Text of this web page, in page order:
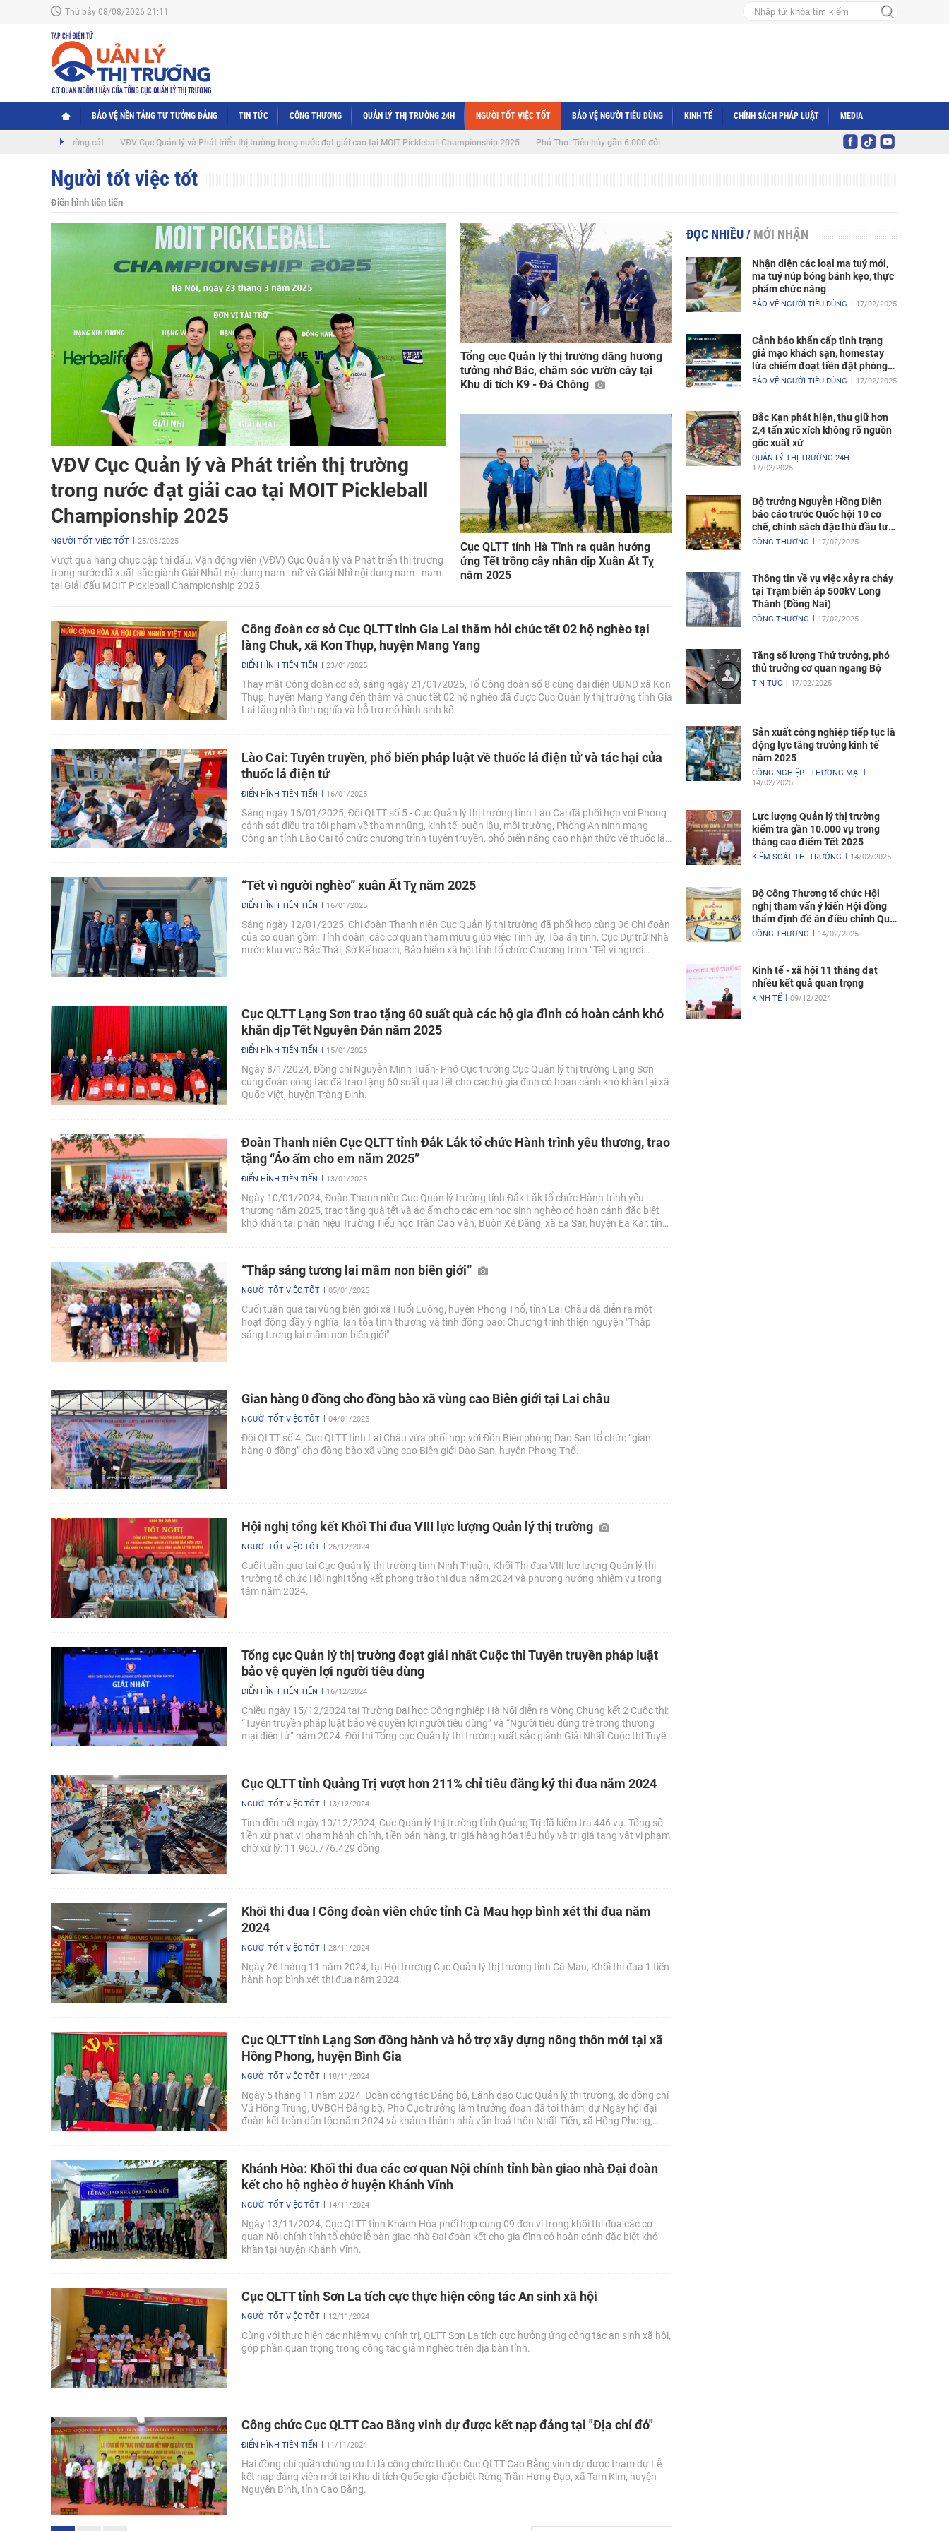
Thứ bảy 08/08/2026 21:11
BẢO VỆ NỀN TẢNG TƯ TƯỞNG ĐẢNG TIN TỨC CÔNG THƯƠNG QUẢN LÝ THỊ TRƯỜNG 24H NGƯỜI TỐT VIỆC TỐT BẢO VỆ NGƯỜI TIÊU DÙNG KINH TẾ CHÍNH SÁCH PHÁP LUẬT MEDIA
VĐV Cục Quản lý và Phát triển thị trường trong nước đạt giải cao tại MOIT Pickleball Championship 2025 Phú Thọ: Tiêu hủy gần 6.000 đôi giày giả mạo nhãn hiệu NIKE, adidas Giá xăng bật tăng trở lại, RON 95 vượt
Người tốt việc tốt
Điển hình tiên tiến
VĐV Cục Quản lý và Phát triển thị trường
trong nước đạt giải cao tại MOIT Pickleball
Championship 2025
NGƯỜI TỐT VIỆC TỐT 25/03/2025
Vượt qua hàng chục cặp thi đấu, Vận động viên (VĐV) Cục Quản lý và Phát triển thị trường
trong nước đã xuất sắc giành Giải Nhất nội dung nam - nữ và Giải Nhì nội dung nam - nam
tại Giải đấu MOIT Pickleball Championship 2025.
Tổng cục Quản lý thị trường dâng hương
tưởng nhớ Bác, chăm sóc vườn cây tại
Khu di tích K9 - Đá Chông
Cục QLTT tỉnh Hà Tĩnh ra quân hưởng
ứng Tết trồng cây nhân dịp Xuân Ất Tỵ
năm 2025
Công đoàn cơ sở Cục QLTT tỉnh Gia Lai thăm hỏi chúc tết 02 hộ nghèo tại
làng Chuk, xã Kon Thụp, huyện Mang Yang
ĐIỂN HÌNH TIÊN TIẾN 23/01/2025
Thay mặt Công đoàn cơ sở, sáng ngày 21/01/2025, Tổ Công đoàn số 8 cùng đại diện UBND xã Kon
Thụp, huyện Mang Yang đến thăm và chúc tết 02 hộ nghèo đã được Cục Quản lý thị trường tỉnh Gia
Lai tặng nhà tình nghĩa và hỗ trợ mô hình sinh kế.
Lào Cai: Tuyên truyền, phổ biến pháp luật về thuốc lá điện tử và tác hại của
thuốc lá điện tử
ĐIỂN HÌNH TIÊN TIẾN 16/01/2025
Sáng ngày 16/01/2025, Đội QLTT số 5 - Cục Quản lý thị trường tỉnh Lào Cai đã phối hợp với Phòng
cảnh sát điều tra tội phạm về tham nhũng, kinh tế, buôn lậu, môi trường, Phòng An ninh mạng -
Công an tỉnh Lào Cai tổ chức chương trình tuyên truyền, phổ biến nâng cao nhận thức về thuốc lá
“Tết vì người nghèo” xuân Ất Tỵ năm 2025
ĐIỂN HÌNH TIÊN TIẾN 16/01/2025
Sáng ngày 12/01/2025, Chi đoàn Thanh niên Cục Quản lý thị trường đã phối hợp cùng 06 Chi đoàn
của cơ quan gồm: Tỉnh đoàn, các cơ quan tham mưu giúp việc Tỉnh ủy, Tòa án tỉnh, Cục Dự trữ Nhà
nước khu vực Bắc Thái, Sở Kế hoạch, Bảo hiểm xã hội tỉnh tổ chức Chương trình “Tết vì người
Cục QLTT Lạng Sơn trao tặng 60 suất quà các hộ gia đình có hoàn cảnh khó
khăn dịp Tết Nguyên Đán năm 2025
ĐIỂN HÌNH TIÊN TIẾN 15/01/2025
Ngày 8/1/2024, Đồng chí Nguyễn Minh Tuấn- Phó Cục trưởng Cục Quản lý thị trường Lạng Sơn
cùng đoàn công tác đã trao tặng 60 suất quà tết cho các hộ gia đình có hoàn cảnh khó khăn tại xã
Quốc Việt, huyện Tràng Định.
Đoàn Thanh niên Cục QLTT tỉnh Đắk Lắk tổ chức Hành trình yêu thương, trao
tặng “Áo ấm cho em năm 2025”
ĐIỂN HÌNH TIÊN TIẾN 13/01/2025
Ngày 10/01/2024, Đoàn Thanh niên Cục Quản lý trường tỉnh Đắk Lắk tổ chức Hành trình yêu
thương năm 2025, trao tặng quà tết và áo ấm cho các em học sinh nghèo có hoàn cảnh đặc biệt
khó khăn tại phân hiệu Trường Tiểu học Trần Cao Vân, Buôn Xê Đăng, xã Ea Sar, huyện Ea Kar, tỉnh
“Thắp sáng tương lai mầm non biên giới”
NGƯỜI TỐT VIỆC TỐT 05/01/2025
Cuối tuần qua tại vùng biên giới xã Huổi Luông, huyện Phong Thổ, tỉnh Lai Châu đã diễn ra một
hoạt động đầy ý nghĩa, lan tỏa tình thương và tình đồng bào: Chương trình thiện nguyện "Thắp
sáng tương lai mầm non biên giới".
Gian hàng 0 đồng cho đồng bào xã vùng cao Biên giới tại Lai châu
NGƯỜI TỐT VIỆC TỐT 04/01/2025
Đội QLTT số 4, Cục QLTT tỉnh Lai Châu vừa phối hợp với Đồn Biên phòng Dào San tổ chức “gian
hàng 0 đồng” cho đồng bào xã vùng cao Biên giới Dào San, huyện Phong Thổ.
Hội nghị tổng kết Khối Thi đua VIII lực lượng Quản lý thị trường
NGƯỜI TỐT VIỆC TỐT 26/12/2024
Cuối tuần qua tại Cục Quản lý thị trường tỉnh Ninh Thuận, Khối Thi đua VIII lực lượng Quản lý thị
trường tổ chức Hội nghị tổng kết phong trào thi đua năm 2024 và phương hướng nhiệm vụ trọng
tâm năm 2024.
Tổng cục Quản lý thị trường đoạt giải nhất Cuộc thi Tuyên truyền pháp luật
bảo vệ quyền lợi người tiêu dùng
ĐIỂN HÌNH TIÊN TIẾN 16/12/2024
Chiều ngày 15/12/2024 tại Trường Đại học Công nghiệp Hà Nội diễn ra Vòng Chung kết 2 Cuộc thi:
“Tuyên truyền pháp luật bảo vệ quyền lợi người tiêu dùng” và “Người tiêu dùng trẻ trong thương
mại điện tử” năm 2024. Đội thi Tổng cục Quản lý thị trường xuất sắc giành Giải Nhất Cuộc thi Tuyên
Cục QLTT tỉnh Quảng Trị vượt hơn 211% chỉ tiêu đăng ký thi đua năm 2024
NGƯỜI TỐT VIỆC TỐT 13/12/2024
Tính đến hết ngày 10/12/2024, Cục Quản lý thị trường tỉnh Quảng Trị đã kiểm tra 446 vụ. Tổng số
tiền xử phạt vi phạm hành chính, tiền bán hàng, trị giá hàng hóa tiêu hủy và trị giá tang vât vi phạm
chờ xử lý: 11.960.776.429 đồng.
Khối thi đua I Công đoàn viên chức tỉnh Cà Mau họp bình xét thi đua năm
2024
NGƯỜI TỐT VIỆC TỐT 28/11/2024
Ngày 26 tháng 11 năm 2024, tại Hội trường Cục Quản lý thị trường tỉnh Cà Mau, Khối thi đua 1 tiến
hành họp bình xét thi đua năm 2024.
Cục QLTT tỉnh Lạng Sơn đồng hành và hỗ trợ xây dựng nông thôn mới tại xã
Hồng Phong, huyện Bình Gia
NGƯỜI TỐT VIỆC TỐT 18/11/2024
Ngày 5 tháng 11 năm 2024, Đoàn công tác Đảng bộ, Lãnh đạo Cục Quản lý thị trường, do đồng chí
Vũ Hồng Trung, UVBCH Đảng bộ, Phó Cục trưởng làm trưởng đoàn đã tới thăm, dự Ngày hội đại
đoàn kết toàn dân tộc năm 2024 và khánh thành nhà văn hoá thôn Nhất Tiến, xã Hồng Phong,
Khánh Hòa: Khối thi đua các cơ quan Nội chính tỉnh bàn giao nhà Đại đoàn
kết cho hộ nghèo ở huyện Khánh Vĩnh
NGƯỜI TỐT VIỆC TỐT 14/11/2024
Ngày 13/11/2024, Cục QLTT tỉnh Khánh Hòa phối hợp cùng 09 đơn vị trong khối thi đua các cơ
quan Nội chính tỉnh tổ chức lễ bàn giao nhà Đại đoàn kết cho gia đình có hoàn cảnh đặc biệt khó
khăn tại huyện Khánh Vĩnh.
Cục QLTT tỉnh Sơn La tích cực thực hiện công tác An sinh xã hội
NGƯỜI TỐT VIỆC TỐT 12/11/2024
Cùng với thực hiện các nhiệm vụ chính trị, QLTT Sơn La tích cực hưởng ứng công tác an sinh xã hội,
góp phần quan trọng trong công tác giảm nghèo trên địa bàn tỉnh.
Công chức Cục QLTT Cao Bằng vinh dự được kết nạp đảng tại "Địa chỉ đỏ"
ĐIỂN HÌNH TIÊN TIẾN 11/11/2024
Hai đồng chí quần chúng ưu tú là công chức thuộc Cục QLTT Cao Bằng vinh dự được tham dự Lễ
kết nạp đảng viên mới tại Khu di tích Quốc gia đặc biệt Rừng Trần Hưng Đạo, xã Tam Kim, huyện
Nguyên Bình, tỉnh Cao Bằng.
ĐỌC NHIỀU/ MỚI NHẬN
Nhận diện các loại ma tuý mới,
ma tuý núp bóng bánh kẹo, thực
phẩm chức năng
BẢO VỆ NGƯỜI TIÊU DÙNG 17/02/2025
Cảnh báo khẩn cấp tình trạng
giả mạo khách sạn, homestay
lừa chiếm đoạt tiền đặt phòng
nghỉ
BẢO VỆ NGƯỜI TIÊU DÙNG 17/02/2025
Bắc Kạn phát hiện, thu giữ hơn
2,4 tấn xúc xích không rõ nguồn
gốc xuất xứ
QUẢN LÝ THỊ TRƯỜNG 24H
17/02/2025
Bộ trưởng Nguyễn Hồng Diên
báo cáo trước Quốc hội 10 cơ
chế, chính sách đặc thù đầu tư
xây dựng Dự án điện hạt nhân
CÔNG THƯƠNG 17/02/2025
Thông tin về vụ việc xảy ra cháy
tại Trạm biến áp 500kV Long
Thành (Đồng Nai)
CÔNG THƯƠNG 17/02/2025
Tăng số lượng Thứ trưởng, phó
thủ trưởng cơ quan ngang Bộ
TIN TỨC 17/02/2025
Sản xuất công nghiệp tiếp tục là
động lực tăng trưởng kinh tế
năm 2025
CÔNG NGHIỆP - THƯƠNG MẠI
14/02/2025
Lực lượng Quản lý thị trường
kiểm tra gần 10.000 vụ trong
tháng cao điểm Tết 2025
KIỂM SOÁT THỊ TRƯỜNG 14/02/2025
Bộ Công Thương tổ chức Hội
nghị tham vấn ý kiến Hội đồng
thẩm định đề án điều chỉnh Quy
hoạch điện VIII
CÔNG THƯƠNG 14/02/2025
Kinh tế - xã hội 11 tháng đạt
nhiều kết quả quan trọng
KINH TẾ 09/12/2024